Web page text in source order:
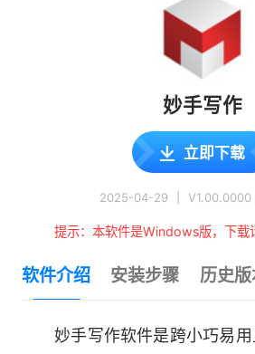
妙手写作
立即下载
2025-04-29 V1.00.0000
提示：本软件是Windows版，下载
软件介绍 安装步骤 历史
妙手写作软件是跨小巧易用